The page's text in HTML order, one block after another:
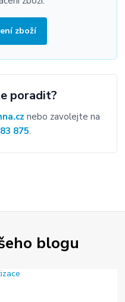
zboží
poradit?
nebo zavolejte na
875.
blogu